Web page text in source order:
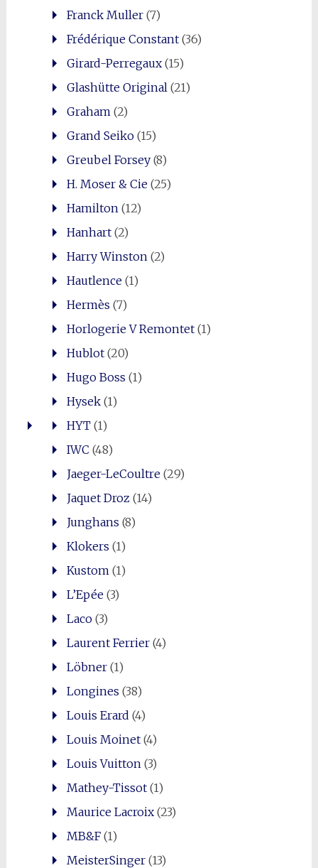
Franck Muller(7)
Frédérique Constant(36)
Girard-Perregaux(15)
Glashütte Original (21)
Graham (2)
Grand Seiko(15)
Greubel Forsey(8)
H. Moser & Cie(25)
Hamilton (12)
Hanhart(2)
Harry Winston (2)
Hautlence(1)
Hermès (7)
Horlogerie V Remontet(1)
Hublot(20)
Hugo Boss (1)
Hysek(1)
HYT(1)
IWC (48)
Jaeger-LeCoultre(29)
Jaquet Droz (14)
Junghans (8)
Klokers (1)
Kustom (1)
L’Epée(3)
Laco(3)
Laurent Ferrier(4)
Löbner(1)
Longines (38)
Louis Erard (4)
Louis Moinet(4)
Louis Vuitton (3)
Mathey-Tissot(1)
Maurice Lacroix(23)
MB&F(1)
MeisterSinger(13)